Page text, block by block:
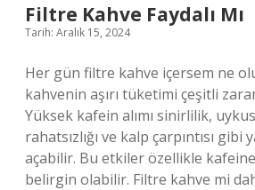
Öncü
Fikir
Rehberi
Yazılar
Filtre Kahve Faydalı Mı
Tarih: Aralık 15, 2024
Her gün filtre kahve içersem ne
kahvenin aşırı tüketimi çeşitli
Yüksek kafein alımı sinirlilik,
rahatsızlığı ve kalp çarpıntısı
açabilir. Bu etkiler özellikle
belirgin olabilir. Filtre kahve mi